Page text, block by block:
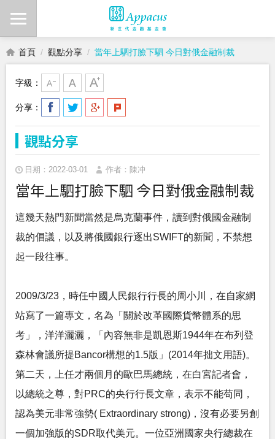
首頁 觀點分享 當年上駟打臉下駟 今日對俄金融制裁
字級：
分享：
觀點分享
日期：2022-03-01 作者：陳冲
當年上駟打臉下駟 今日對俄金融制裁
這幾天熱門新聞當然是烏克蘭事件，讀到對俄國金融制
裁的倡議，以及將俄國銀行逐出SWIFT的新聞，不禁想
起一段往事。
2009/3/23，時任中國人民銀行行長的周小川，在自家網
站寫了一篇專文，名為「關於改革國際貨幣體系的思
考」，洋洋灑灑，「內容無非是凱恩斯1944年在布列登
森林會議所提Bancor構想的1.5版」(2014年拙文用語)。
第二天，上任才兩個月的歐巴馬總統，在白宮記者會，
以總統之尊，對PRC的央行行長文章，表示不能苟同，
認為美元非常強勢( Extraordinary strong)，沒有必要另創
一個加強版的SDR取代美元。一位亞洲國家央行總裁在